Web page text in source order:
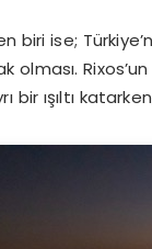
biri ise;
bir ışıltı